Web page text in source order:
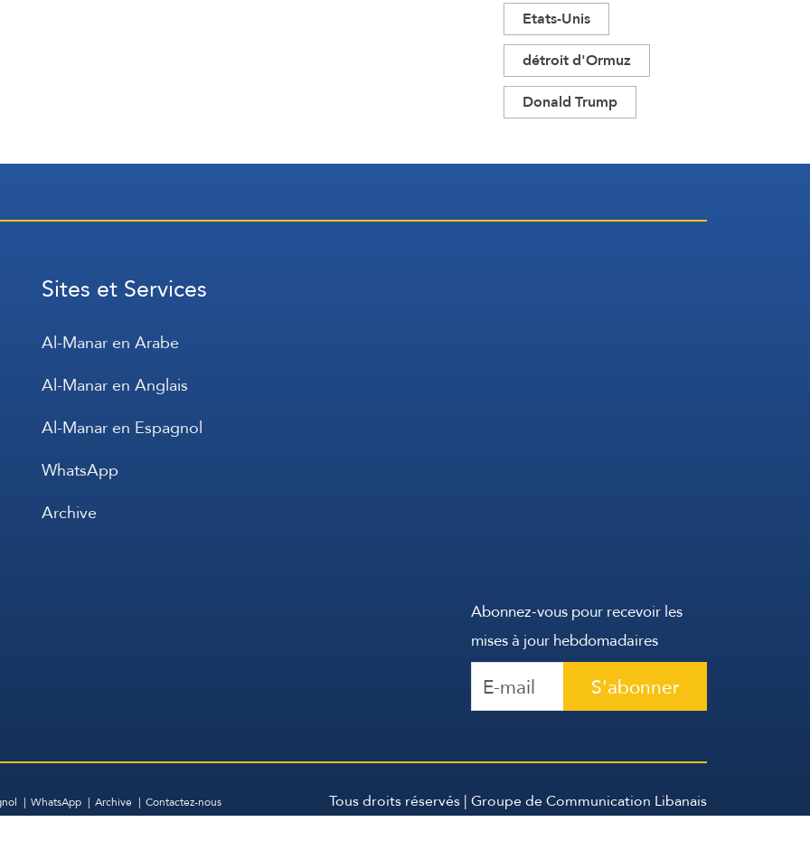
Etats-Unis
détroit d'Ormuz
Donald Trump
Sites et Services
Al-Manar en Arabe
Al-Manar en Anglais
Al-Manar en Espagnol
WhatsApp
Archive
Abonnez-vous pour recevoir les
mises à jour hebdomadaires
S'abonner
WhatsApp Archive Contactez-nous
Tous droits réservés | Groupe de Communication Libanais
2026